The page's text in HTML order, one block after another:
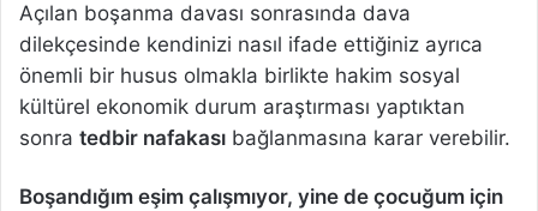
Açılan boşanma davası sonrasında dava
dilekçesinde kendinizi nasıl ifade ettiğiniz ayrıca
önemli bir husus olmakla birlikte hakim sosyal
kültürel ekonomik durum araştırması yaptıktan
sonra tedbir nafakası bağlanmasına karar verebilir.
Boşandığım eşim çalışmıyor, yine de çocuğum için